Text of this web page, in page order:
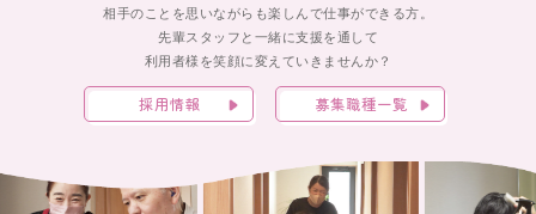
相手のことを思いながらも楽しんで仕事ができる方。
先輩スタッフと一緒に支援を通して
利用者様を笑顔に変えていきませんか？
採用情報 募集職種一覧